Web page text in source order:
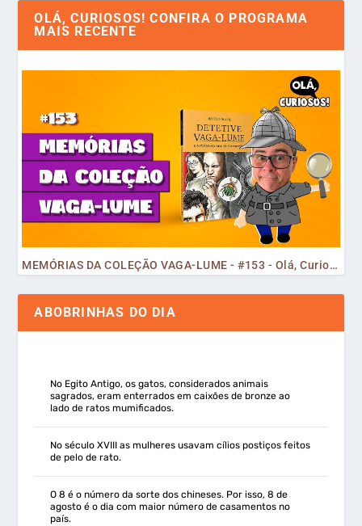
OLÁ, CURIOSOS! CONFIRA O PROGRAMA
MAIS RECENTE
MEMÓRIAS DA COLEÇÃO VAGA-LUME - #153 - Olá, Curiosos! 2023
ABOBRINHAS DO DIA
No Egito Antigo, os gatos, considerados animais
sagrados, eram enterrados em caixões de bronze ao
lado de ratos mumificados.
No século XVIII as mulheres usavam cílios postiços feitos
de pelo de rato.
O 8 é o número da sorte dos chineses. Por isso, 8 de
agosto é o dia com maior número de casamentos no
país.